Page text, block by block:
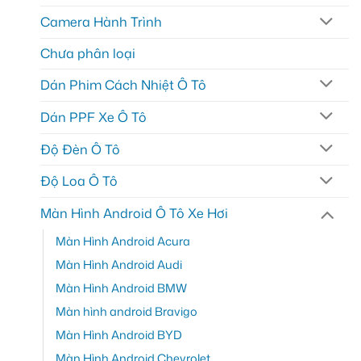
Camera Hành Trình
Chưa phân loại
Dán Phim Cách Nhiệt Ô Tô
Dán PPF Xe Ô Tô
Độ Đèn Ô Tô
Độ Loa Ô Tô
Màn Hình Android Ô Tô Xe Hơi
Màn Hình Android Acura
Màn Hình Android Audi
Màn Hình Android BMW
Màn hình android Bravigo
Màn Hình Android BYD